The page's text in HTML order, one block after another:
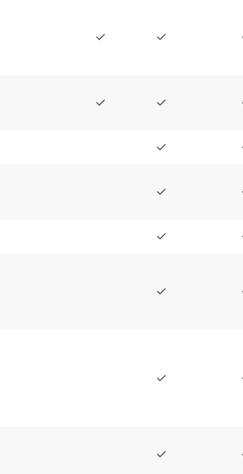
✓ ✓
✓ ✓
✓
✓
✓
✓
✓
✓